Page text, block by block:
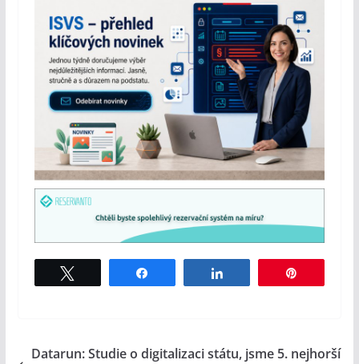
Datarun: Studie o digitalizaci státu, jsme 5. nejhorší